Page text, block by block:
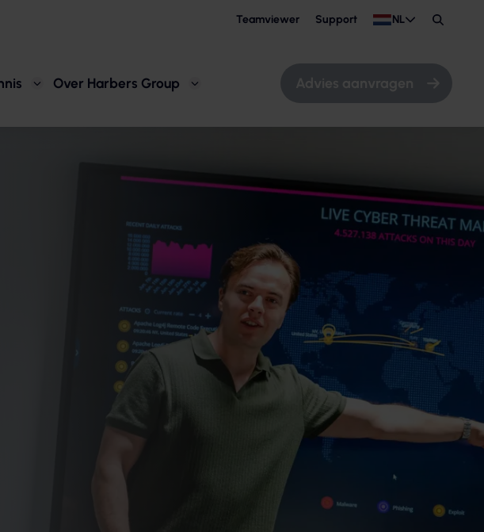
Teamviewer Support NL
Zoeken
Over Harbers Group